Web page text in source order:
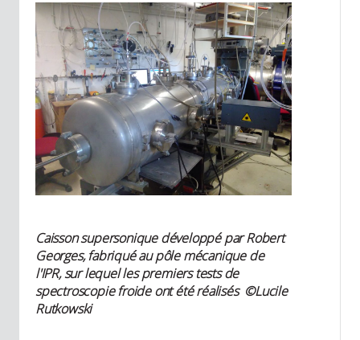
Caisson supersonique développé par Robert
Georges, fabriqué au pôle mécanique de
l'IPR, sur lequel les premiers tests de
spectroscopie froide ont été réalisés ©Lucile
Rutkowski